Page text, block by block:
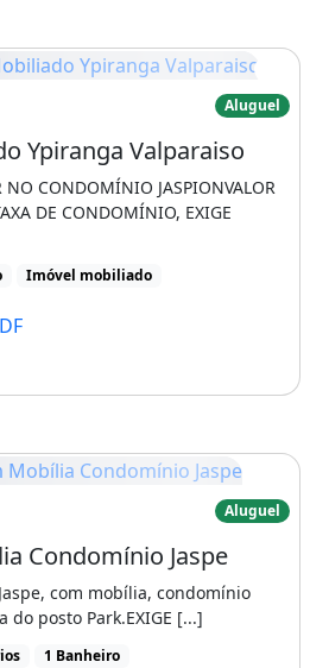
Ypiranga ValparaisoAluguel
Ypiranga Valparaiso
NO CONDOMÍNIO JASPIONVALOR
DE CONDOMÍNIO, EXIGE
Imóvel mobiliado
Condomínio JaspeAluguel
Condomínio Jaspe
com mobília, condomínio
posto Park.EXIGE [...]
1 Banheiro